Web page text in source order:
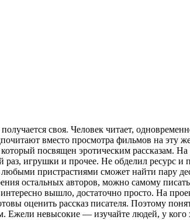
своя. Человек читает,
вместо просмотра фильмов на эту
посвящен эротическим рассказам. На
игрушки и прочее. Не обделил ресурс и
пристрастиями сможет найти пару
остальных авторов, можно самому
вышло, достаточно просто. На
оценить рассказ писателя. Поэтому
Ежели невысокие — изучайте людей, у кого